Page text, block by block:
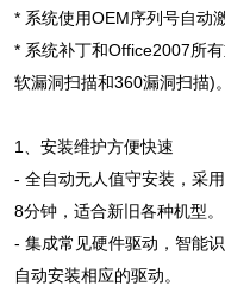
* 系统使用OEM序列号自动
* 系统补丁和Office2007所
软漏洞扫描和360漏洞扫描)。
1、安装维护方便快速
- 全自动无人值守安装，采
8分钟，适合新旧各种机型。
- 集成常见硬件驱动，智能
自动安装相应的驱动。